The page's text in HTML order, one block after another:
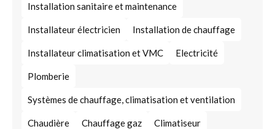
Installation sanitaire et maintenance
Installateur électricien Installation de chauffage
Installateur climatisation et VMC Electricité
Plomberie
Systèmes de chauffage, climatisation et ventilation
Chaudière Chauffage gaz Climatiseur